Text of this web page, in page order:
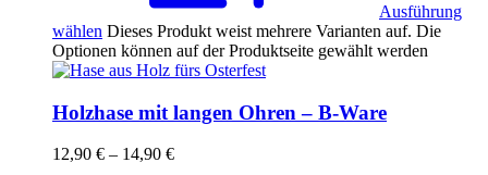
Ausführung
wählen Dieses Produkt weist mehrere Varianten auf. Die
Optionen können auf der Produktseite gewählt werden
Holzhase mit langen Ohren – B-Ware
12,90 € – 14,90 €